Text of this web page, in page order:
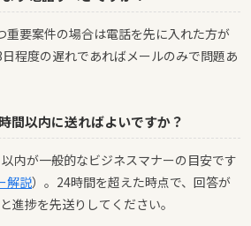
重要案件の場合は電話を先に入れた方が
程度の遅れであればメールのみで問題あ
間以内に送ればよいですか？
内が一般的なビジネスマナーの目安です
解説）。24時間を超えた時点で、回答が
進捗を先送りしてください。